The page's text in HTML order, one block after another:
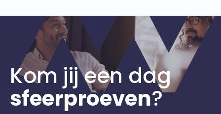
Kom jij een dag
sfeerproeven?